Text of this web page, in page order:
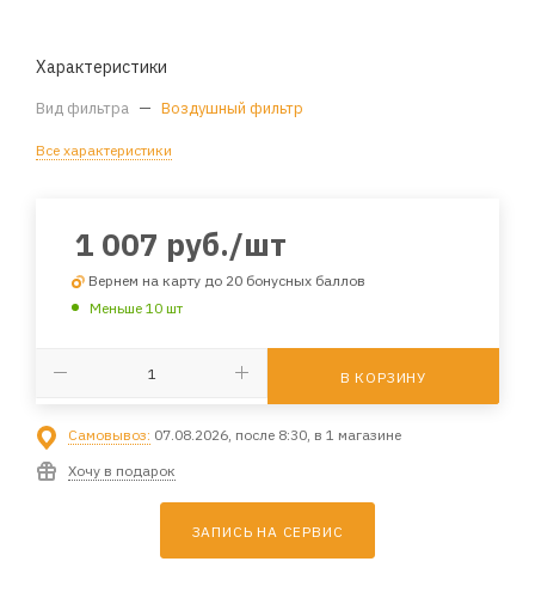
Характеристики
Вид фильтра — Воздушный фильтр
Все характеристики
1 007 руб./шт
Вернем на карту до 20 бонусных баллов
Меньше 10 шт
В КОРЗИНУ
Самовывоз: 07.08.2026, после 8:30, в 1 магазине
Хочу в подарок
ЗАПИСЬ НА СЕРВИС